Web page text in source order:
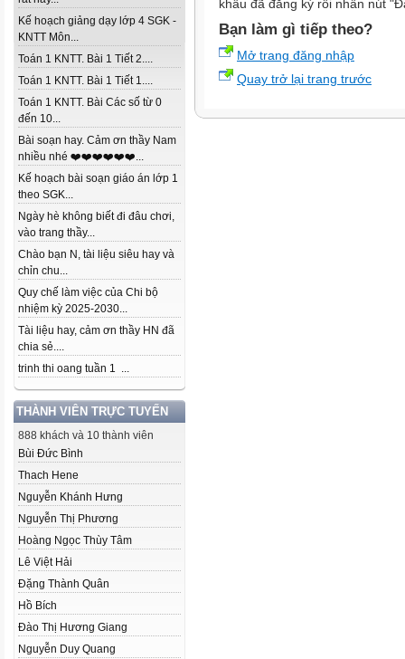
Kế hoạch giảng dạy lớp 4 SGK -
KNTT Môn...
Toán 1 KNTT. Bài 1 Tiết 2....
Toán 1 KNTT. Bài 1 Tiết 1....
Toán 1 KNTT. Bài Các số từ 0
đến 10...
Bài soạn hay. Cảm ơn thầy Nam
nhiều nhé ❤️❤️❤️❤️❤️❤️...
Kế hoạch bài soạn giáo án lớp 1
theo SGK...
Ngày hè không biết đi đâu chơi,
vào trang thầy...
Chào bạn N, tài liệu siêu hay và
chỉn chu...
Quy chế làm việc của Chi bộ
nhiệm kỳ 2025-2030...
Tài liệu hay, cảm ơn thầy HN đã
chia sẻ....
trinh thi oang tuần 1 ...
THÀNH VIÊN TRỰC TUYẾN
888 khách và 10 thành viên
Bùi Đức Bình
Thach Hene
Nguyễn Khánh Hưng
Nguyễn Thị Phương
Hoàng Ngọc Thùy Tâm
Lê Việt Hải
Đặng Thành Quân
Hồ Bích
Đào Thị Hương Giang
Nguyễn Duy Quang
khẩu đã đăng ký rồi nhấn nút
Bạn làm gì tiếp theo?
Mở trang đăng nhập
Quay trở lại trang trước